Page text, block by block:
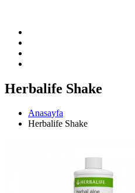
Herbalife Shake
Anasayfa
Herbalife Shake